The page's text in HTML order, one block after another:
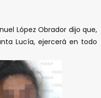
López Obrador dijo que,
Lucía, ejercerá en todo